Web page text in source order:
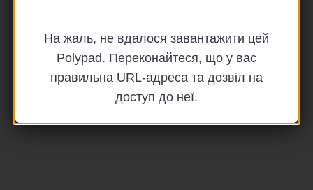
На жаль, не вдалося завантажити цей
Polypad. Переконайтеся, що у вас
правильна URL-адреса та дозвіл на
доступ до неї.